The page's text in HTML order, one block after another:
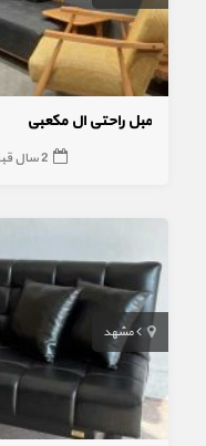
مبل راحتی ال مکعبی
2 سال قبل
مشهد